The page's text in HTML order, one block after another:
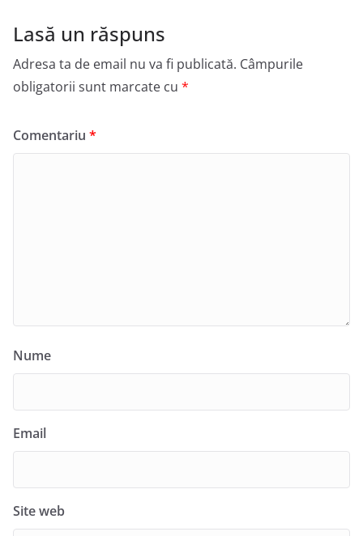
Lasă un răspuns
Adresa ta de email nu va fi publicată. Câmpurile
obligatorii sunt marcate cu *
Comentariu *
Nume
Email
Site web